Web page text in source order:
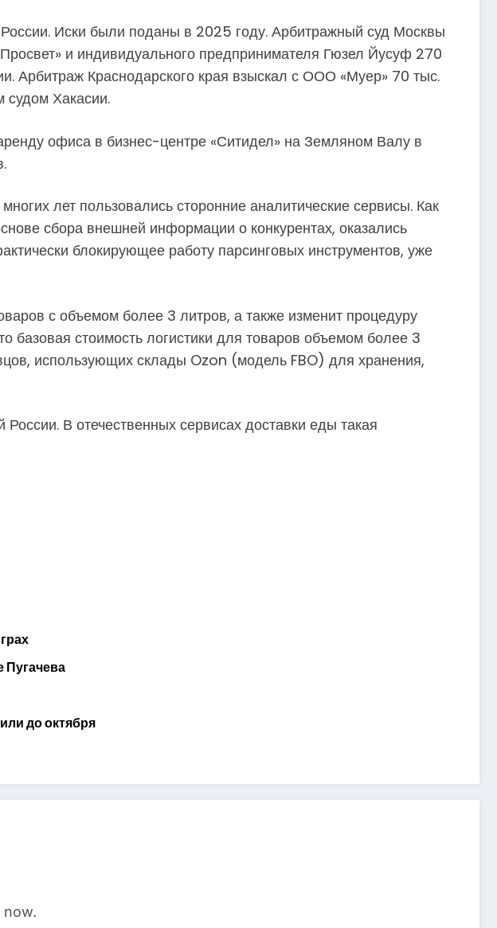
Иски были поданы в 2025 году. Арбитражный суд Москвы
и индивидуального предпринимателя Гюзел Йусуф 270
Арбитраж Краснодарского края взыскал с ООО «Муер» 70 тыс.
судом Хакасии.
офиса в бизнес-центре «Ситидел» на Земляном Валу в
лет пользовались сторонние аналитические сервисы. Как
сбора внешней информации о конкурентах, оказались
блокирующее работу парсинговых инструментов, уже
с объемом более 3 литров, а также изменит процедуру
базовая стоимость логистики для товаров объемом более 3
использующих склады Ozon (модель FBO) для хранения,
В отечественных сервисах доставки еды такая
Пугачева
до октября
now.